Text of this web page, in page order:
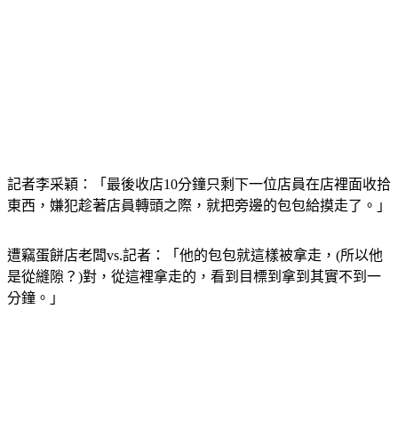
記者李采穎：「最後收店10分鐘只剩下一位店員在店裡面收拾
東西，嫌犯趁著店員轉頭之際，就把旁邊的包包給摸走了。」
遭竊蛋餅店老闆vs.記者：「他的包包就這樣被拿走，(所以他
是從縫隙？)對，從這裡拿走的，看到目標到拿到其實不到一
分鐘。」